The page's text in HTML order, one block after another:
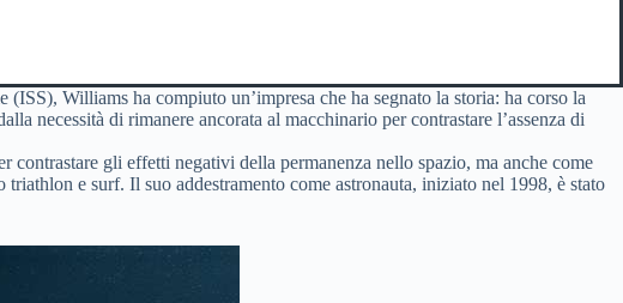
Williams ha compiuto un’impresa che ha segnato la storia: ha corso la
necessità di rimanere ancorata al macchinario per contrastare l’assenza di
contrastare gli effetti negativi della permanenza nello spazio, ma anche come
e surf. Il suo addestramento come astronauta, iniziato nel 1998, è stato